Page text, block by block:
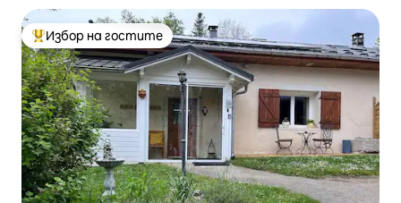
Най-популярен избор на гостите
Избор на гостите